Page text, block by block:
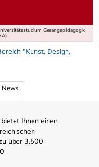
Gesangspädagogik
"Kunst, Design,
News
Ihnen einen
über 3.500